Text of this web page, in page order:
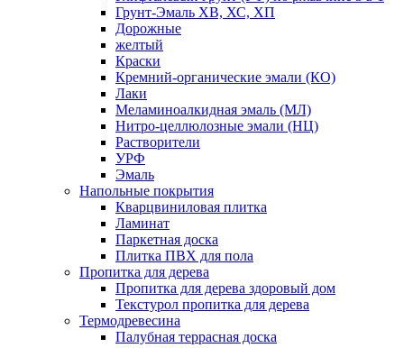
Грунт-Эмаль ХВ, ХС, ХП
Дорожные
желтый
Краски
Кремний-органические эмали (КО)
Лаки
Меламиноалкидная эмаль (МЛ)
Нитро-целлюлозные эмали (НЦ)
Растворители
УРФ
Эмаль
Напольные покрытия
Кварцвиниловая плитка
Ламинат
Паркетная доска
Плитка ПВХ для пола
Пропитка для дерева
Пропитка для дерева здоровый дом
Текстурол пропитка для дерева
Термодревесина
Палубная террасная доска